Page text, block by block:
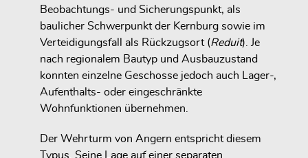
Beobachtungs- und Sicherungspunkt, als
baulicher Schwerpunkt der Kernburg sowie im
Verteidigungsfall als Rückzugsort (Reduit). Je
nach regionalem Bautyp und Ausbauzustand
konnten einzelne Geschosse jedoch auch Lager-,
Aufenthalts- oder eingeschränkte
Wohnfunktionen übernehmen.
Der Wehrturm von Angern entspricht diesem
Typus. Seine Lage auf einer separaten